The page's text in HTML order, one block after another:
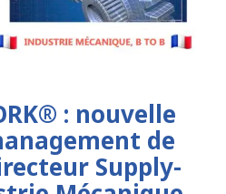
: nouvelle
de
Supply-